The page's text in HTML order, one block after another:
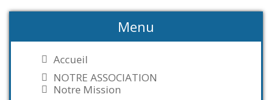
Menu
Accueil
NOTRE ASSOCIATION
Notre Mission